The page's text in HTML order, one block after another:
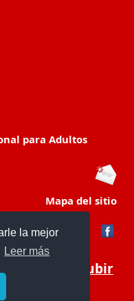
la mejor
Leer más
para Adultos
Mapa del sitio
Subir